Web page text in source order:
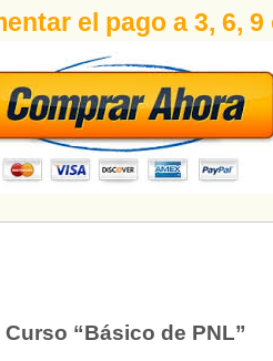
el pago a 3, 6, 9
Curso “Básico de PNL”